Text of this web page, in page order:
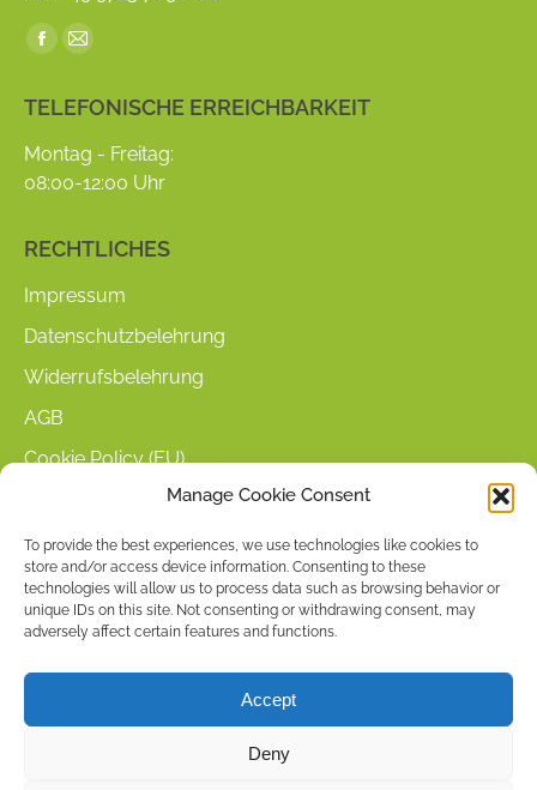
Manage Cookie Consent
To provide the best experiences, we use technologies like cookies to
store and/or access device information. Consenting to these
technologies will allow us to process data such as browsing behavior or
unique IDs on this site. Not consenting or withdrawing consent, may
adversely affect certain features and functions.
Accept
Deny
Find us on:
Facebook
opens
in
new
Mail
opens
in
new
TELEFONISCHE ERREICHBARKEIT
Montag - Freitag:
08:00-12:00 Uhr
RECHTLICHES
Impressum
Datenschutzbelehrung
Widerrufsbelehrung
AGB
Cookie Policy (EU)
Mein Konto
Warenkorb
Zahlungsarten